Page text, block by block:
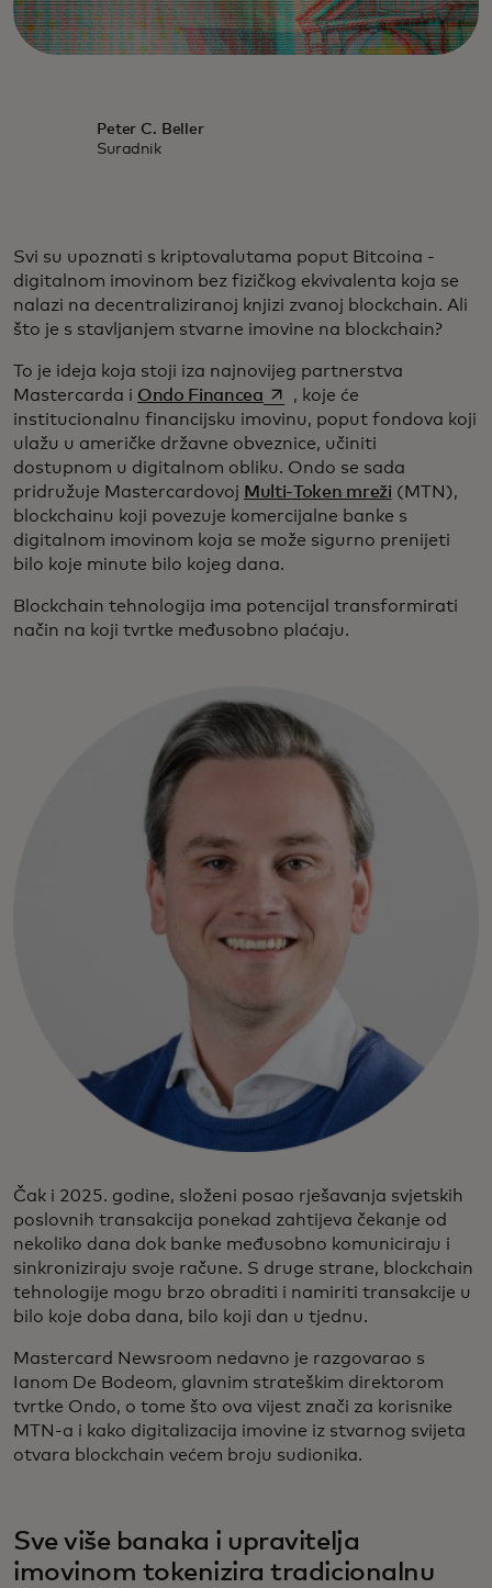
Peter C. Beller
Suradnik
Svi su upoznati s kriptovalutama poput Bitcoina -
digitalnom imovinom bez fizičkog ekvivalenta koja se
nalazi na decentraliziranoj knjizi zvanoj blockchain. Ali
što je s stavljanjem stvarne imovine na blockchain?
To je ideja koja stoji iza najnovijeg partnerstva
Mastercarda i Ondo Financeaopens in a new tab
, koje će
institucionalnu financijsku imovinu, poput fondova koji
ulažu u američke državne obveznice, učiniti
dostupnom u digitalnom obliku. Ondo se sada
pridružuje Mastercardovoj Multi-Token mreži (MTN),
blockchainu koji povezuje komercijalne banke s
digitalnom imovinom koja se može sigurno prenijeti
bilo koje minute bilo kojeg dana.
Blockchain tehnologija ima potencijal transformirati
način na koji tvrtke međusobno plaćaju.
Čak i 2025. godine, složeni posao rješavanja svjetskih
poslovnih transakcija ponekad zahtijeva čekanje od
nekoliko dana dok banke međusobno komuniciraju i
sinkroniziraju svoje račune. S druge strane, blockchain
tehnologije mogu brzo obraditi i namiriti transakcije u
bilo koje doba dana, bilo koji dan u tjednu.
Mastercard Newsroom nedavno je razgovarao s
Ianom De Bodeom, glavnim strateškim direktorom
tvrtke Ondo, o tome što ova vijest znači za korisnike
MTN-a i kako digitalizacija imovine iz stvarnog svijeta
otvara blockchain većem broju sudionika.
Sve više banaka i upravitelja
imovinom tokenizira tradicionalnu